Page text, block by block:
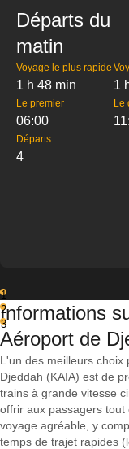
Départs du
matin
Voyage le plus rapide
1 h 48 min 1
Le premier
06:00
Le
Départs
4
1
2
3
Informations
Aéroport de
L'un des meilleurs choix
Djeddah (KAIA) est de
trains à grande vitesse
offrir aux passagers
voyage agréable, y
temps de trajet rapides